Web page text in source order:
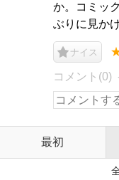
か。コミッ
ぶりに見か
ナイス
コメント(0)
最初